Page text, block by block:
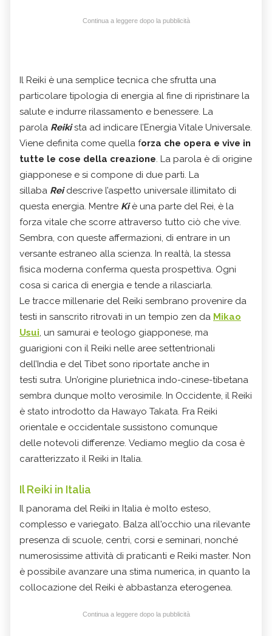
Continua a leggere dopo la pubblicità
Il Reiki è una semplice tecnica che sfrutta una
particolare tipologia di energia al fine di ripristinare la
salute e indurre rilassamento e benessere. La
parola Reikista ad indicare l’Energia Vitale Universale.
Viene definita come quella forza che opera e vive in
tutte le cose della creazione. La parola è di origine
giapponese e si compone di due parti. La
sillaba Reidescrive l’aspetto universale illimitato di
questa energia. Mentre Kiè una parte del Rei, è la
forza vitale che scorre attraverso tutto ciò che vive.
Sembra, con queste affermazioni, di entrare in un
versante estraneo alla scienza. In realtà, la stessa
fisica moderna conferma questa prospettiva. Ogni
cosa si carica di energia e tende a rilasciarla.
Le tracce millenarie del Reiki sembrano provenire da
testi in sanscrito ritrovati in un tempio zen da Mikao
Usui, un samurai e teologo giapponese, ma
guarigioni con il Reiki nelle aree settentrionali
dell’India e del Tibet sono riportate anche in
testi sutra. Un’origine plurietnica indo-cinese-tibetana
sembra dunque molto verosimile. In Occidente, il Reiki
è stato introdotto da Hawayo Takata. Fra Reiki
orientale e occidentale sussistono comunque
delle notevoli differenze. Vediamo meglio da cosa è
caratterizzato il Reiki in Italia.
Il Reiki in Italia
Il panorama del Reiki in Italia è molto esteso,
complesso e variegato. Balza all'occhio una rilevante
presenza di scuole, centri, corsi e seminari, nonché
numerosissime attività di praticanti e Reiki master. Non
è possibile avanzare una stima numerica, in quanto la
collocazione del Reiki è abbastanza eterogenea.
Continua a leggere dopo la pubblicità